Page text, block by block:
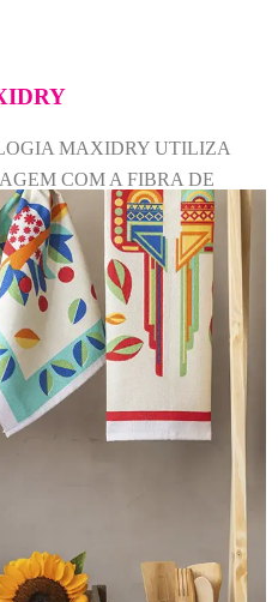
MAXIDRY UTILIZA
COM A FIBRA DE
ABSORÇÃO INSTANTÂNEA